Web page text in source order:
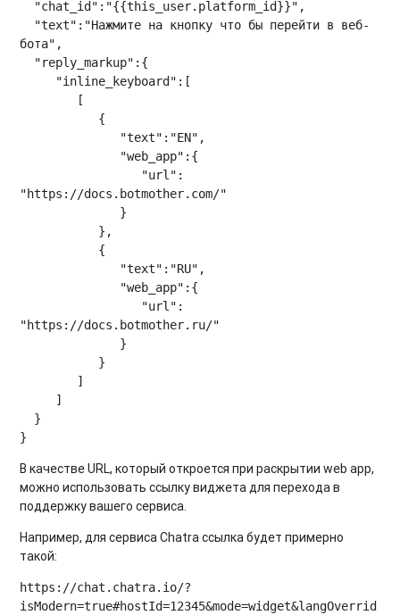
бота",
"https://docs.botmother.com/"
"https://docs.botmother.ru/"
В качестве URL, который откроется при раскрытии web app,
можно использовать ссылку виджета для перехода в
поддержку вашего сервиса.
Например, для сервиса Сhatra ссылка будет примерно
такой:
https://chat.chatra.io/?
isModern=true#hostId=12345&mode=widget&langOverrid